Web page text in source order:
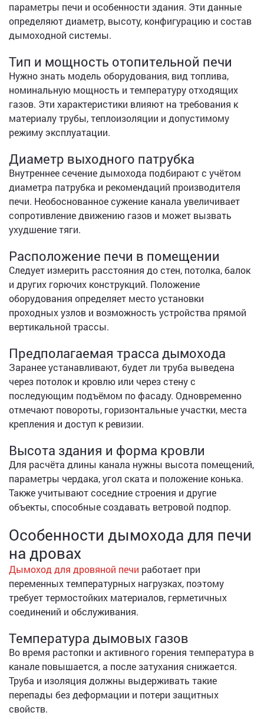
параметры печи и особенности здания. Эти данные
определяют диаметр, высоту, конфигурацию и состав
дымоходной системы.
Тип и мощность отопительной печи
Нужно знать модель оборудования, вид топлива,
номинальную мощность и температуру отходящих
газов. Эти характеристики влияют на требования к
материалу трубы, теплоизоляции и допустимому
режиму эксплуатации.
Диаметр выходного патрубка
Внутреннее сечение дымохода подбирают с учётом
диаметра патрубка и рекомендаций производителя
печи. Необоснованное сужение канала увеличивает
сопротивление движению газов и может вызвать
ухудшение тяги.
Расположение печи в помещении
Следует измерить расстояния до стен, потолка, балок
и других горючих конструкций. Положение
оборудования определяет место установки
проходных узлов и возможность устройства прямой
вертикальной трассы.
Предполагаемая трасса дымохода
Заранее устанавливают, будет ли труба выведена
через потолок и кровлю или через стену с
последующим подъёмом по фасаду. Одновременно
отмечают повороты, горизонтальные участки, места
крепления и доступ к ревизии.
Высота здания и форма кровли
Для расчёта длины канала нужны высота помещений,
параметры чердака, угол ската и положение конька.
Также учитывают соседние строения и другие
объекты, способные создавать ветровой подпор.
Особенности дымохода для печи
на дровах
Дымоход для дровяной печи работает при
переменных температурных нагрузках, поэтому
требует термостойких материалов, герметичных
соединений и обслуживания.
Температура дымовых газов
Во время растопки и активного горения температура в
канале повышается, а после затухания снижается.
Труба и изоляция должны выдерживать такие
перепады без деформации и потери защитных
свойств.